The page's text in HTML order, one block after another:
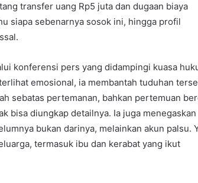
transfer uang Rp5 juta dan dugaan biaya
siapa sebenarnya sosok ini, hingga profil
konferensi pers yang didampingi kuasa
emosional, ia membantah tuduhan
sebatas pertemanan, bahkan pertemuan
bisa diungkap detailnya. Ia juga menegaskan
bukan darinya, melainkan akun palsu.
termasuk ibu dan kerabat yang ikut